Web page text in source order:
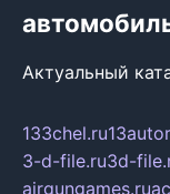
Актуальный
133chel.ru
3-d-file.ru3d-
airgungames.ru